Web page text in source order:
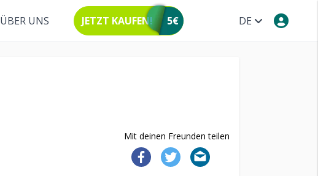
DE
ÜBER UNS JETZT KAUFEN! 5€
Mit deinen Freunden teilen